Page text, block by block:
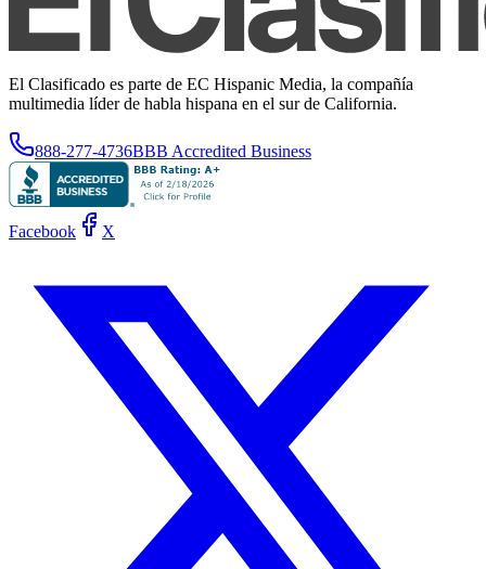
El Clasificado es parte de EC Hispanic Media, la compañía
multimedia líder de habla hispana en el sur de California.
888-277-4736BBB Accredited Business
Facebook X